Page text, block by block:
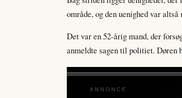
område, og den uenighed var
Det var en 52-årig mand, der
anmeldte sagen til politiet. Døren